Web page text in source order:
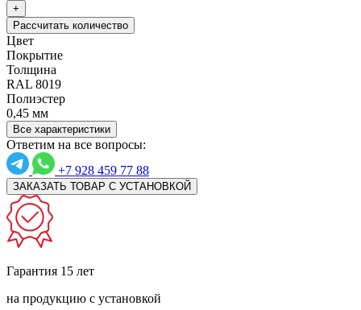
+
Рассчитать количество
Цвет
Покрытие
Толщина
RAL 8019
Полиэстер
0,45 мм
Все характеристики
Ответим на все вопросы:
+7 928 459 77 88
ЗАКАЗАТЬ ТОВАР С УСТАНОВКОЙ
Гарантия 15 лет
на продукцию с установкой